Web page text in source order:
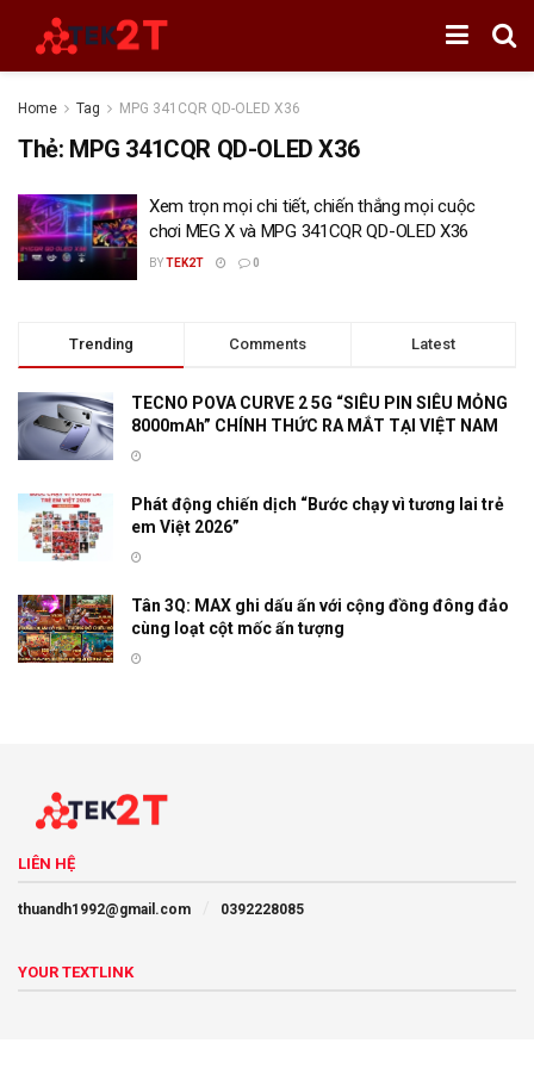
Home Tag MPG 341CQR QD-OLED X36
Thẻ: MPG 341CQR QD-OLED X36
Xem trọn mọi chi tiết, chiến thắng mọi cuộc
chơi MEG X và MPG 341CQR QD-OLED X36
BYTEK2T 0
Trending Comments Latest
TECNO POVA CURVE 2 5G “SIÊU PIN SIÊU MỎNG
8000mAh” CHÍNH THỨC RA MẮT TẠI VIỆT NAM
Phát động chiến dịch “Bước chạy vì tương lai trẻ
em Việt 2026”
Tân 3Q: MAX ghi dấu ấn với cộng đồng đông đảo
cùng loạt cột mốc ấn tượng
LIÊN HỆ
thuandh1992@gmail.com 0392228085
YOUR TEXTLINK